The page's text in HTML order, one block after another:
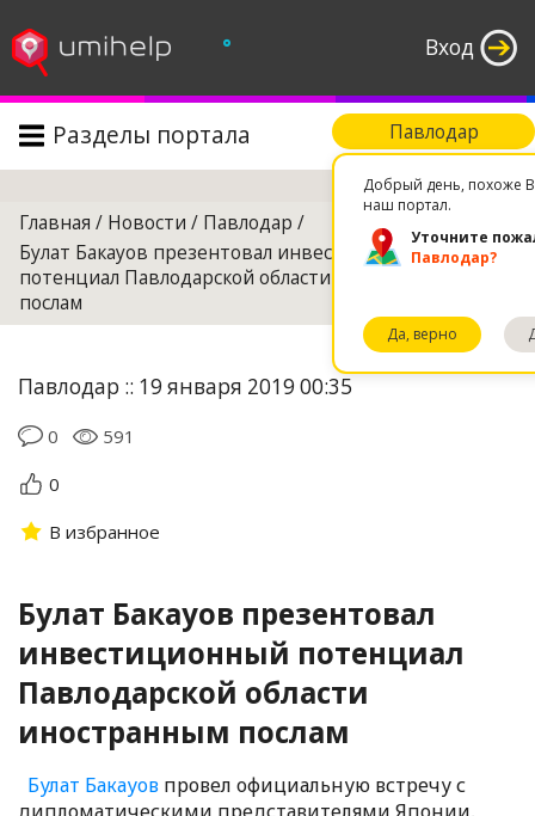
Вход
°
Павлодар
Добрый день, похоже
наш портал.
Уточните
Павлодар?
Да, верно
Разделы портала Поиск
Главная / Новости / Павлодар /
Булат Бакауов презентовал инвестиционный
потенциал Павлодарской области иностранным
послам
Павлодар :: 19 января 2019 00:35
0
591
0
В избранное
Булат Бакауов презентовал
инвестиционный потенциал
Павлодарской области
иностранным послам
Булат Бакауов провел официальную встречу с